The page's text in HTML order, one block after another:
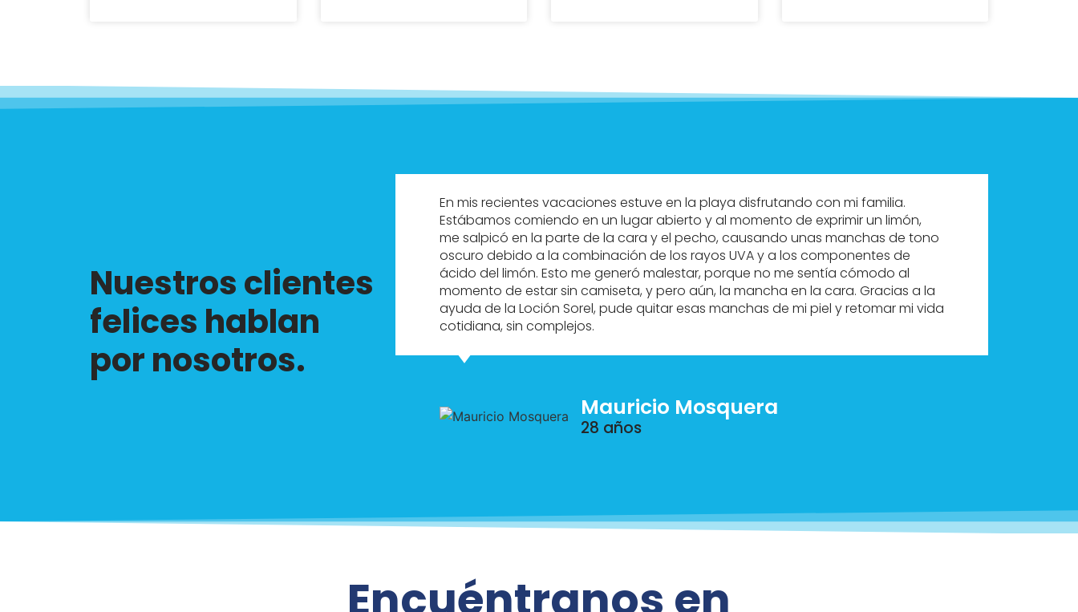
Nuestros clientes
felices hablan
por nosotros.
En mis recientes vacaciones estuve en la playa disfrutando con mi familia.
Estábamos comiendo en un lugar abierto y al momento de exprimir un limón,
me salpicó en la parte de la cara y el pecho, causando unas manchas de tono
oscuro debido a la combinación de los rayos UVA y a los componentes de
ácido del limón. Esto me generó malestar, porque no me sentía cómodo al
momento de estar sin camiseta, y pero aún, la mancha en la cara. Gracias a la
ayuda de la Loción Sorel, pude quitar esas manchas de mi piel y retomar mi vida
cotidiana, sin complejos.
Mauricio Mosquera
28 años
Encuéntranos en